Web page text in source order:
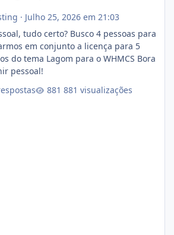
· Julho 25, 2026 em 21:03
tudo certo? Busco 4 pessoas para
em conjunto a licença para 5
do tema Lagom para o WHMCS Bora
pessoal!
881 visualizações